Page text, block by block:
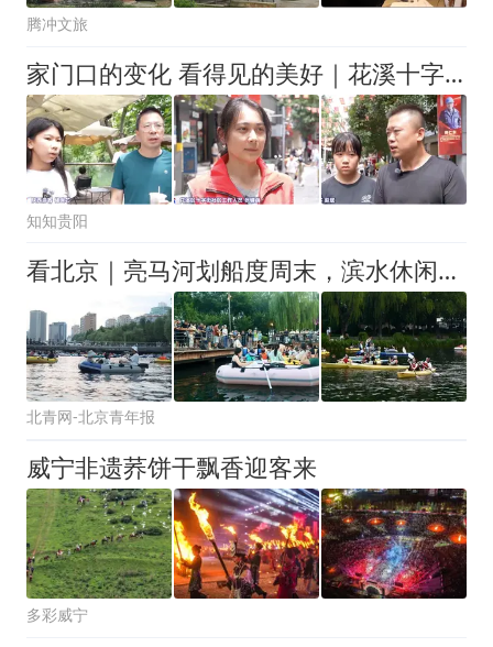
腾冲文旅
家门口的变化 看得见的美好｜花溪十字街藏着青春与烟火的双向治愈
知知贵阳
看北京｜亮马河划船度周末，滨水休闲乐享夏日
北青网-北京青年报
威宁非遗荞饼干飘香迎客来
多彩威宁